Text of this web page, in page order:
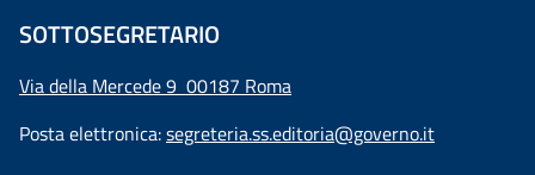
SOTTOSEGRETARIO
Via della Mercede 9 00187 Roma
Posta elettronica:segreteria.ss.editoria@governo.it